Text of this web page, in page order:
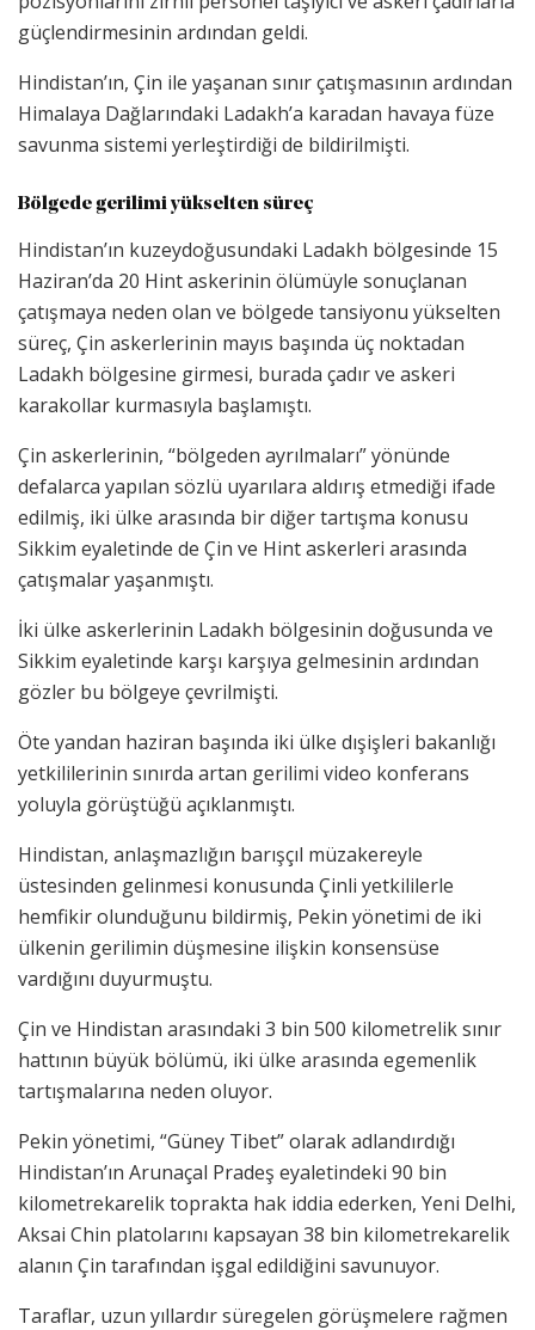
güçlendirmesinin ardından geldi.
Hindistan’ın, Çin ile yaşanan sınır çatışmasının ardından
Himalaya Dağlarındaki Ladakh’a karadan havaya füze
savunma sistemi yerleştirdiği de bildirilmişti.
Bölgede gerilimi yükselten süreç
Hindistan’ın kuzeydoğusundaki Ladakh bölgesinde 15
Haziran’da 20 Hint askerinin ölümüyle sonuçlanan
çatışmaya neden olan ve bölgede tansiyonu yükselten
süreç, Çin askerlerinin mayıs başında üç noktadan
Ladakh bölgesine girmesi, burada çadır ve askeri
karakollar kurmasıyla başlamıştı.
Çin askerlerinin, “bölgeden ayrılmaları” yönünde
defalarca yapılan sözlü uyarılara aldırış etmediği ifade
edilmiş, iki ülke arasında bir diğer tartışma konusu
Sikkim eyaletinde de Çin ve Hint askerleri arasında
çatışmalar yaşanmıştı.
İki ülke askerlerinin Ladakh bölgesinin doğusunda ve
Sikkim eyaletinde karşı karşıya gelmesinin ardından
gözler bu bölgeye çevrilmişti.
Öte yandan haziran başında iki ülke dışişleri bakanlığı
yetkililerinin sınırda artan gerilimi video konferans
yoluyla görüştüğü açıklanmıştı.
Hindistan, anlaşmazlığın barışçıl müzakereyle
üstesinden gelinmesi konusunda Çinli yetkililerle
hemfikir olunduğunu bildirmiş, Pekin yönetimi de iki
ülkenin gerilimin düşmesine ilişkin konsensüse
vardığını duyurmuştu.
Çin ve Hindistan arasındaki 3 bin 500 kilometrelik sınır
hattının büyük bölümü, iki ülke arasında egemenlik
tartışmalarına neden oluyor.
Pekin yönetimi, “Güney Tibet” olarak adlandırdığı
Hindistan’ın Arunaçal Pradeş eyaletindeki 90 bin
kilometrekarelik toprakta hak iddia ederken, Yeni Delhi,
Aksai Chin platolarını kapsayan 38 bin kilometrekarelik
alanın Çin tarafından işgal edildiğini savunuyor.
Taraflar, uzun yıllardır süregelen görüşmelere rağmen